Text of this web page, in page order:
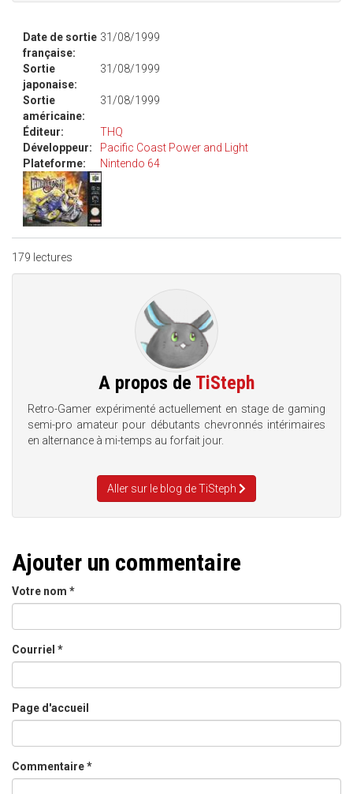
Date de sortie
française:
31/08/1999
Sortie
japonaise:
31/08/1999
Sortie
américaine:
31/08/1999
Éditeur:
THQ
Développeur:
Pacific Coast Power and Light
Plateforme:
Nintendo 64
179 lectures
A propos de TiSteph
Retro-Gamer expérimenté actuellement en stage de gaming
semi-pro amateur pour débutants chevronnés intérimaires
en alternance à mi-temps au forfait jour.
Aller sur le blog de TiSteph
Ajouter un commentaire
Votre nom *
Courriel *
Page d'accueil
Commentaire*